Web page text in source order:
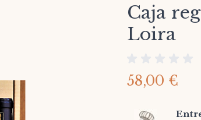
Caja
Loira
58,00 €